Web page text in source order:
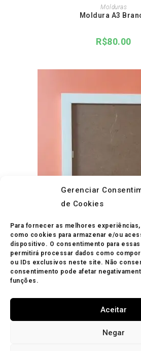
Gerenciar
de Cookies
Para fornecer as melhores
como cookies para armazenar e/ou
dispositivo. O consentimento para
permitirá processar dados como
ou IDs exclusivos neste site. Não
consentimento pode afetar
funções.
Aceitar
Negar
ADICIONAR AO
Molduras
Moldura A3
R$80.00
ADICIONAR AO
Molduras
Moldura 20×20
R$50.00